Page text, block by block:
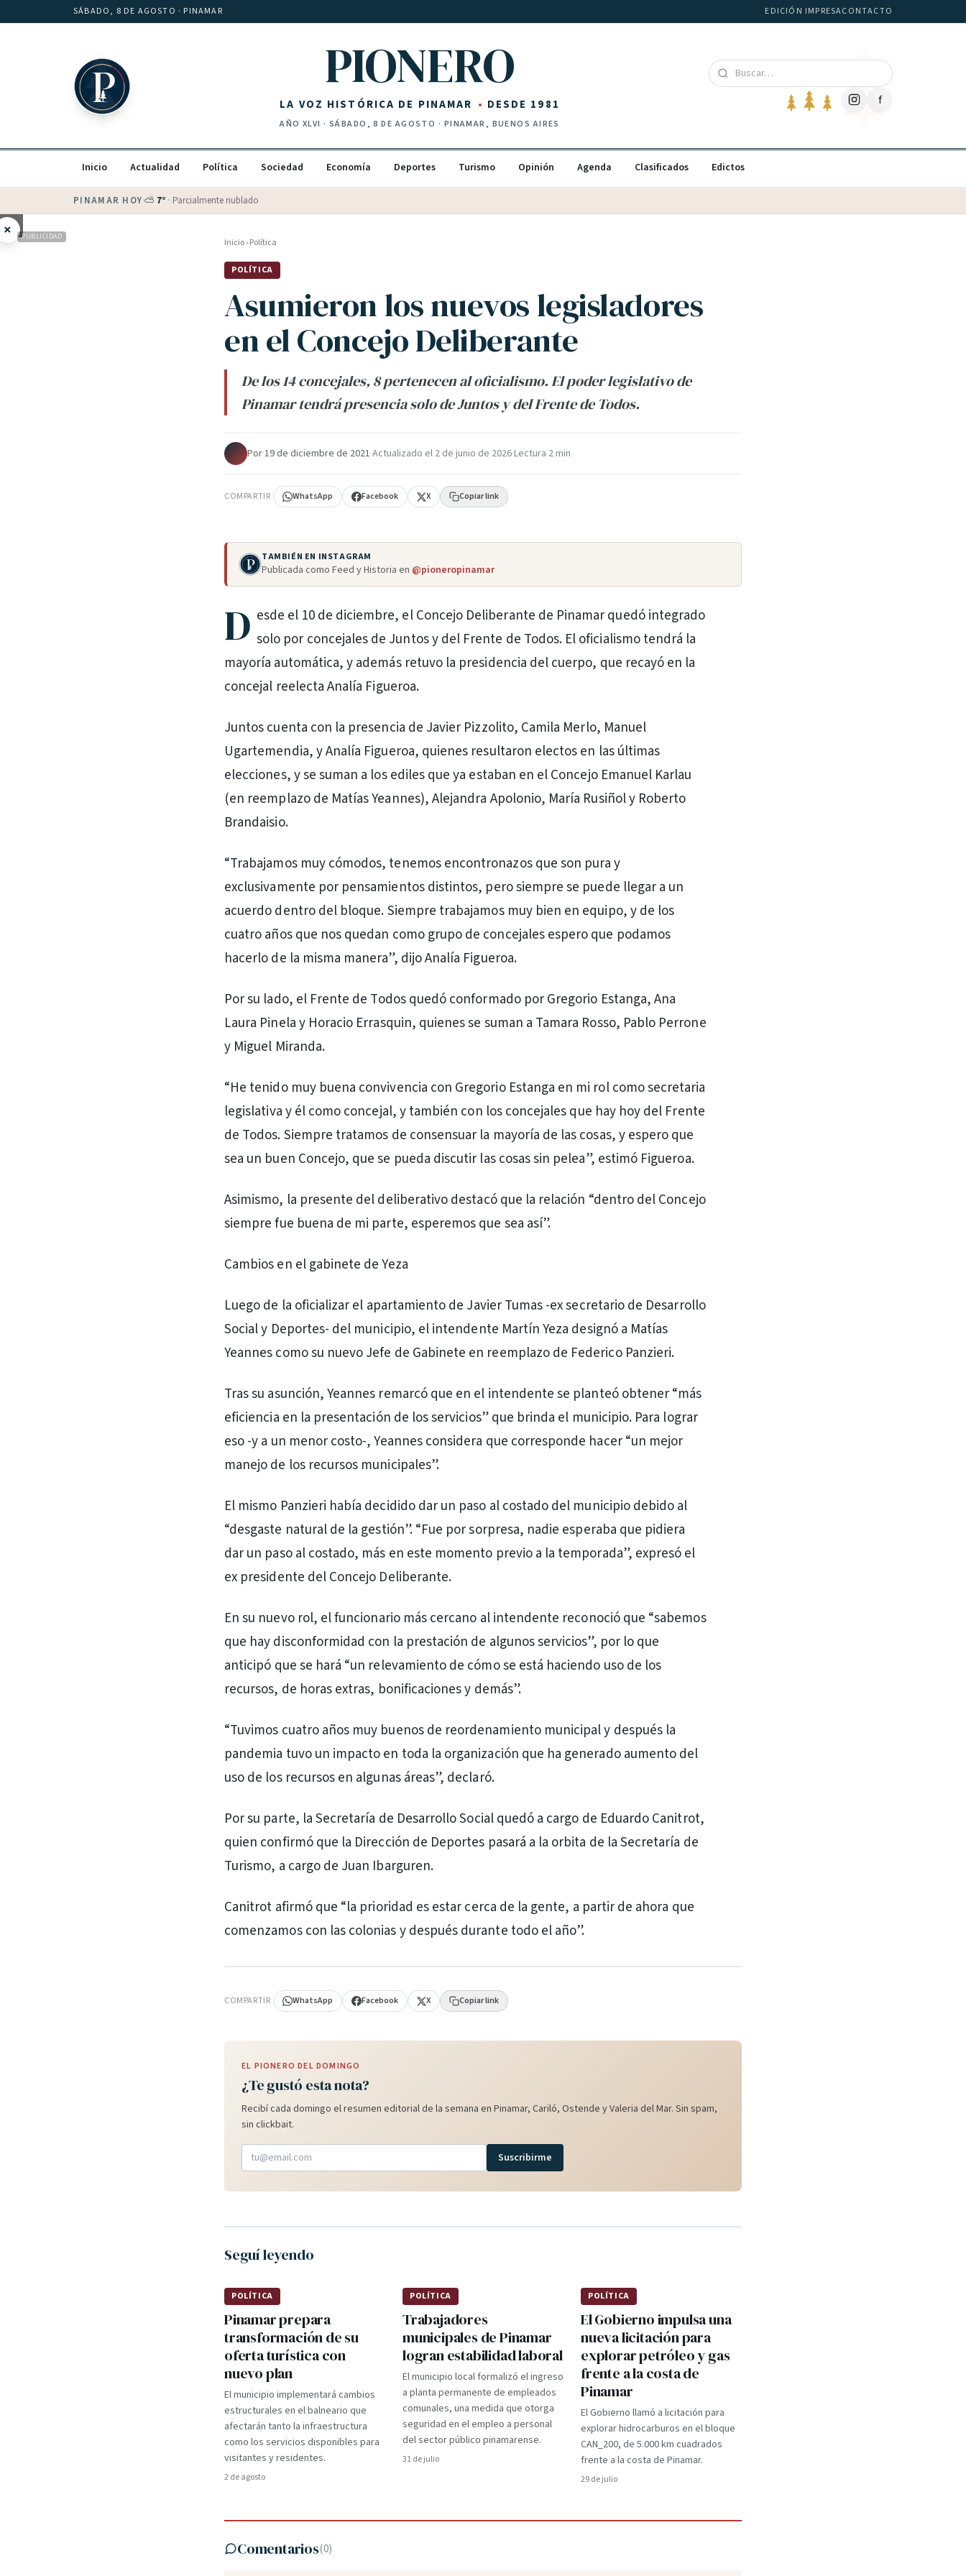
Saltar al contenidoSÁBADO, 8 DE AGOSTO · PINAMAR EDICIÓN IMPRESACONTACTO
PIONERO
LA VOZ HISTÓRICA DE PINAMAR DESDE 1981
AÑO XLVI · SÁBADO, 8 DE AGOSTO · PINAMAR, BUENOS AIRES
f
Inicio Actualidad Política Sociedad Economía Deportes Turismo Opinión Agenda Clasificados Edictos
PINAMAR HOY·💵 Dólar blue$1525 · oficial $
× PUBLICIDAD Inicio›Política
POLÍTICA
Asumieron los nuevos legisladores
en el Concejo Deliberante
De los 14 concejales, 8 pertenecen al oficialismo. El poder legislativo de
Pinamar tendrá presencia solo de Juntos y del Frente de Todos.
Por·19 de diciembre de 2021·Actualizado el 2 de junio de 2026·Lectura 2 min
COMPARTIR WhatsApp Facebook X Copiar link
TAMBIÉN EN INSTAGRAM
Publicada como Feed y Historia en @pioneropinamar
D esde el 10 de diciembre, el Concejo Deliberante de Pinamar quedó integrado
solo por concejales de Juntos y del Frente de Todos. El oficialismo tendrá la
mayoría automática, y además retuvo la presidencia del cuerpo, que recayó en la
concejal reelecta Analía Figueroa.
Juntos cuenta con la presencia de Javier Pizzolito, Camila Merlo, Manuel
Ugartemendia, y Analía Figueroa, quienes resultaron electos en las últimas
elecciones, y se suman a los ediles que ya estaban en el Concejo Emanuel Karlau
(en reemplazo de Matías Yeannes), Alejandra Apolonio, María Rusiñol y Roberto
Brandaisio.
“Trabajamos muy cómodos, tenemos encontronazos que son pura y
exclusivamente por pensamientos distintos, pero siempre se puede llegar a un
acuerdo dentro del bloque. Siempre trabajamos muy bien en equipo, y de los
cuatro años que nos quedan como grupo de concejales espero que podamos
hacerlo de la misma manera”, dijo Analía Figueroa.
Por su lado, el Frente de Todos quedó conformado por Gregorio Estanga, Ana
Laura Pinela y Horacio Errasquin, quienes se suman a Tamara Rosso, Pablo Perrone
y Miguel Miranda.
“He tenido muy buena convivencia con Gregorio Estanga en mi rol como secretaria
legislativa y él como concejal, y también con los concejales que hay hoy del Frente
de Todos. Siempre tratamos de consensuar la mayoría de las cosas, y espero que
sea un buen Concejo, que se pueda discutir las cosas sin pelea”, estimó Figueroa.
Asimismo, la presente del deliberativo destacó que la relación “dentro del Concejo
siempre fue buena de mi parte, esperemos que sea así”.
Cambios en el gabinete de Yeza
Luego de la oficializar el apartamiento de Javier Tumas -ex secretario de Desarrollo
Social y Deportes- del municipio, el intendente Martín Yeza designó a Matías
Yeannes como su nuevo Jefe de Gabinete en reemplazo de Federico Panzieri.
Tras su asunción, Yeannes remarcó que en el intendente se planteó obtener “más
eficiencia en la presentación de los servicios” que brinda el municipio. Para lograr
eso -y a un menor costo-, Yeannes considera que corresponde hacer “un mejor
manejo de los recursos municipales”.
El mismo Panzieri había decidido dar un paso al costado del municipio debido al
“desgaste natural de la gestión”. “Fue por sorpresa, nadie esperaba que pidiera
dar un paso al costado, más en este momento previo a la temporada”, expresó el
ex presidente del Concejo Deliberante.
En su nuevo rol, el funcionario más cercano al intendente reconoció que “sabemos
que hay disconformidad con la prestación de algunos servicios”, por lo que
anticipó que se hará “un relevamiento de cómo se está haciendo uso de los
recursos, de horas extras, bonificaciones y demás”.
“Tuvimos cuatro años muy buenos de reordenamiento municipal y después la
pandemia tuvo un impacto en toda la organización que ha generado aumento del
uso de los recursos en algunas áreas”, declaró.
Por su parte, la Secretaría de Desarrollo Social quedó a cargo de Eduardo Canitrot,
quien confirmó que la Dirección de Deportes pasará a la orbita de la Secretaría de
Turismo, a cargo de Juan Ibarguren.
Canitrot afirmó que “la prioridad es estar cerca de la gente, a partir de ahora que
comenzamos con las colonias y después durante todo el año”.
COMPARTIR WhatsApp Facebook X Copiar link
EL PIONERO DEL DOMINGO
¿Te gustó esta nota?
Recibí cada domingo el resumen editorial de la semana en Pinamar, Cariló, Ostende y Valeria del Mar. Sin spam,
sin clickbait.
Suscribirme
Seguí leyendo
POLÍTICA
Pinamar prepara
transformación de su
oferta turística con
nuevo plan
El municipio implementará cambios
estructurales en el balneario que
afectarán tanto la infraestructura
como los servicios disponibles para
visitantes y residentes.
2 de agosto
POLÍTICA
Trabajadores
municipales de Pinamar
logran estabilidad laboral
El municipio local formalizó el ingreso
a planta permanente de empleados
comunales, una medida que otorga
seguridad en el empleo a personal
del sector público pinamarense.
31 de julio
POLÍTICA
El Gobierno impulsa una
nueva licitación para
explorar petróleo y gas
frente a la costa de
Pinamar
El Gobierno llamó a licitación para
explorar hidrocarburos en el bloque
CAN_200, de 5.000 km cuadrados
frente a la costa de Pinamar.
29 de julio
Comentarios(0)